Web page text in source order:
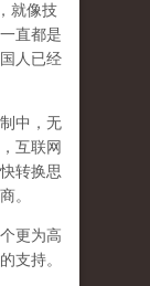
就像技
直都是
人已经
中，无
互联网
转换思
。
更为高
支持。